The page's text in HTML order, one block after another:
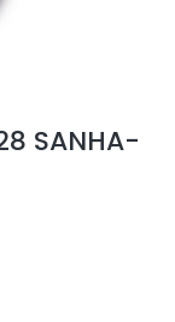
SANHA-